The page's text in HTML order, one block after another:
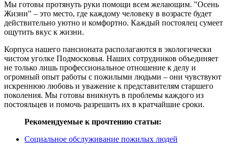
Мы готовы протянуть руки помощи всем желающим. "Осень
Жизни" – это место, где каждому человеку в возрасте будет
действительно уютно и комфортно. Каждый постоялец сумеет
ощутить вкус к жизни.
Корпуса нашего пансионата располагаются в экологически
чистом уголке Подмосковья. Наших сотрудников объединяет
не только лишь профессиональное отношение к делу и
огромный опыт работы с пожилыми людьми – они чувствуют
искреннюю любовь и уважение к представителям старшего
поколения. Мы готовы вникнуть в проблемы каждого из
постояльцев и помочь разрешить их в кратчайшие сроки.
Рекомендуемые к прочтению статьи:
Социальное обслуживание пожилых людей